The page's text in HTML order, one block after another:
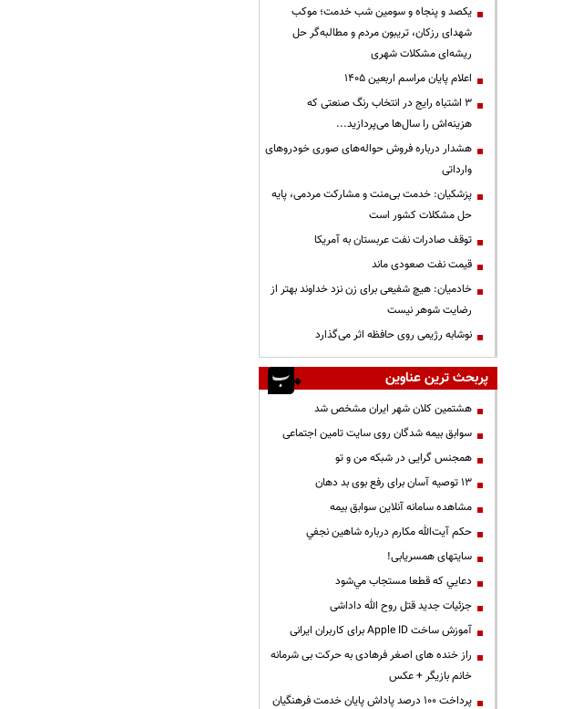
یکصد و پنجاه و سومین شب خدمت؛ موکب
شهدای رزکان، تریبون مردم و مطالبه‌گر حل
ریشه‌ای مشکلات شهری
اعلام پایان مراسم اربعین ۱۴۰۵
3 اشتباه رایج در انتخاب رنگ صنعتی که
هزینه‌اش را سال‌ها می‌پردازید...
هشدار درباره فروش حواله‌های صوری خودروهای
وارداتی
پزشکیان: خدمت بی‌منت و مشارکت مردمی، پایه
حل مشکلات کشور است
توقف صادرات نفت عربستان به آمریکا
قیمت نفت صعودی ماند
خادمیان: هیچ شفیعی برای زن نزد خداوند بهتر از
رضایت شوهر نیست
نوشابه رژیمی روی حافظه اثر می‌گذارد
پربحث ترین عناوین
هشتمین کلان شهر ایران مشخص شد
سوابق بیمه شدگان روی سایت تامین اجتماعی
همجنس گرایی در شبکه من و تو
13 توصیه آسان برای رفع بوی بد دهان
مشاهده سامانه آنلاين سوابق بیمه
حكم آيت‌الله مكارم درباره شاهين نجفي
سایتهای همسریابی!
دعايي كه قطعا مستجاب مي‌شود
جزئیات جدید قتل روح الله داداشی
آموزش ساخت Apple ID برای کاربران ایرانی
راز خنده های اصغر فرهادی به حرکت بی شرمانه
خانم بازیگر + عکس
پرداخت ۱۰۰ درصد پاداش پایان خدمت فرهنگیان